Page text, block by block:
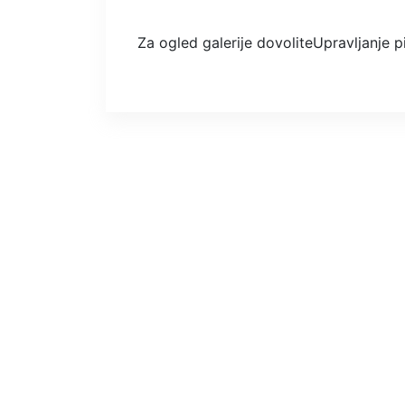
Za ogled galerije dovoliteUpravljanje